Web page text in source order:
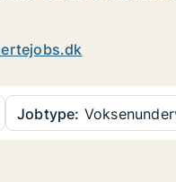
Jobtype: